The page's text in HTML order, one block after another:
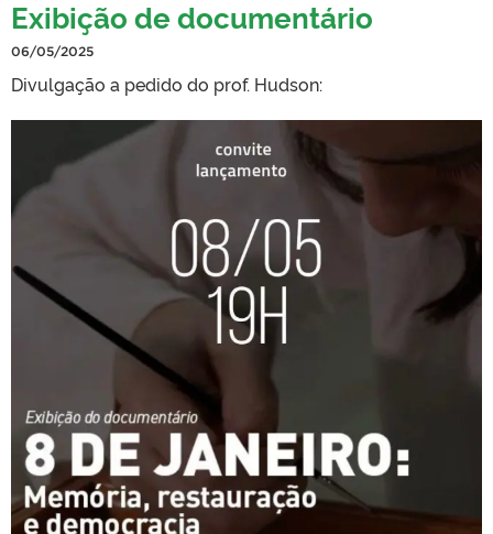
Exibição de documentário
06/05/2025
Divulgação a pedido do prof. Hudson: